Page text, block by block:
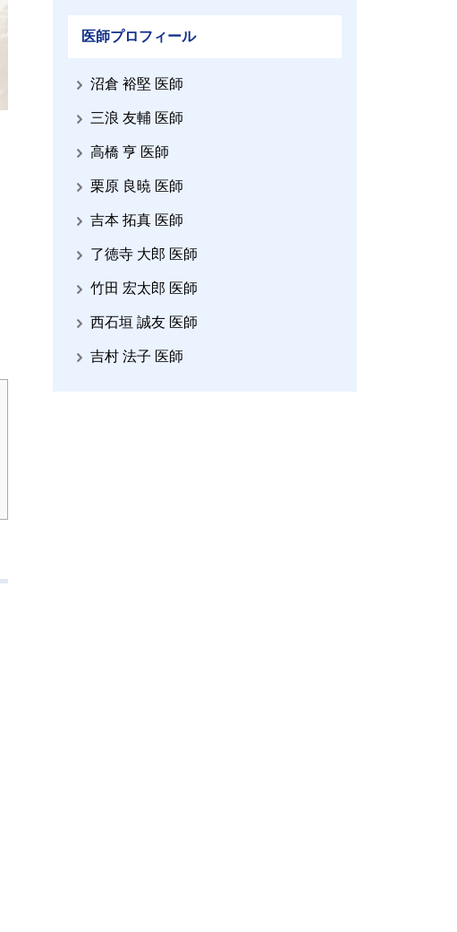
医師プロフィール
沼倉 裕堅 医師
三浪 友輔 医師
高橋 亨 医師
栗原 良暁 医師
吉本 拓真 医師
了徳寺 大郎 医師
竹田 宏太郎 医師
西石垣 誠友 医師
吉村 法子 医師